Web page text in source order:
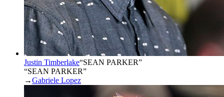
Justin Timberlake“SEAN PARKER”
“SEAN PARKER”
→Gabriele Lopez